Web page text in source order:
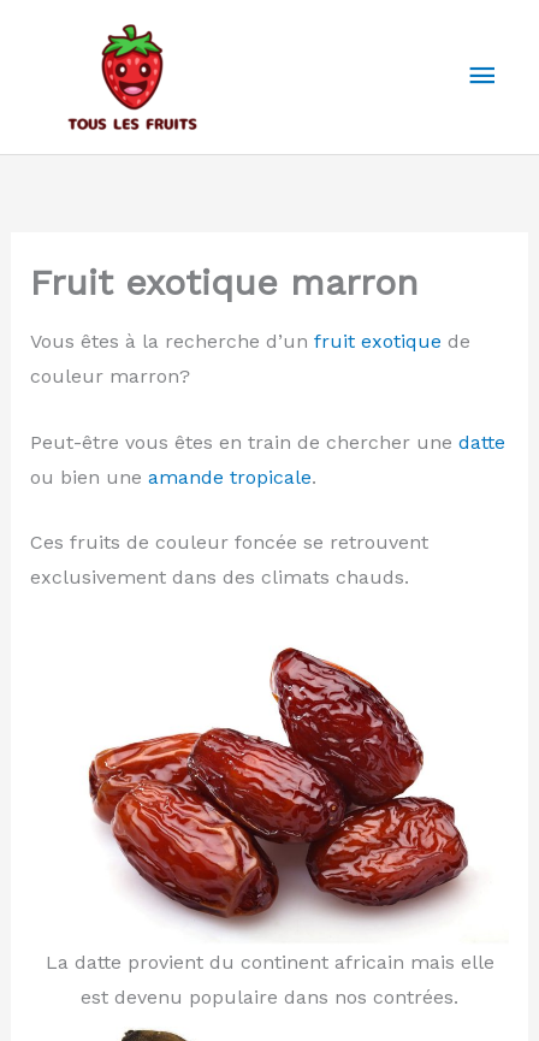
Fruit exotique marron
Vous êtes à la recherche d’un fruit exotique de
couleur marron?
Peut-être vous êtes en train de chercher une datte
ou bien une amande tropicale.
Ces fruits de couleur foncée se retrouvent
exclusivement dans des climats chauds.
La datte provient du continent africain mais elle
est devenu populaire dans nos contrées.